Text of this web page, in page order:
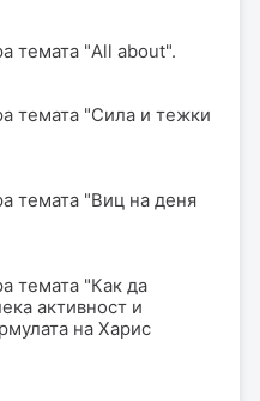
темата "All about".
темата "Сила и тежки
темата "Виц на деня
темата "Как да
активност и
на Харис